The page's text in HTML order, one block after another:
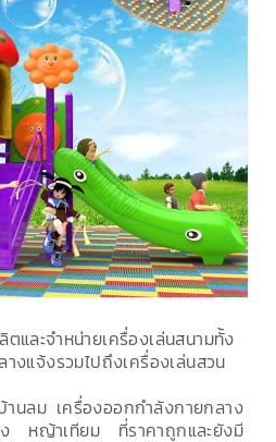
ตและจำหน่ายเครื่องเล่นสนามทั้ง
างแจ้งรวมไปถึงเครื่องเล่นสวน
นลม เครื่องออกกำลังกายกลาง
หญ้าเทียม ที่ราคาถูกและยังมี